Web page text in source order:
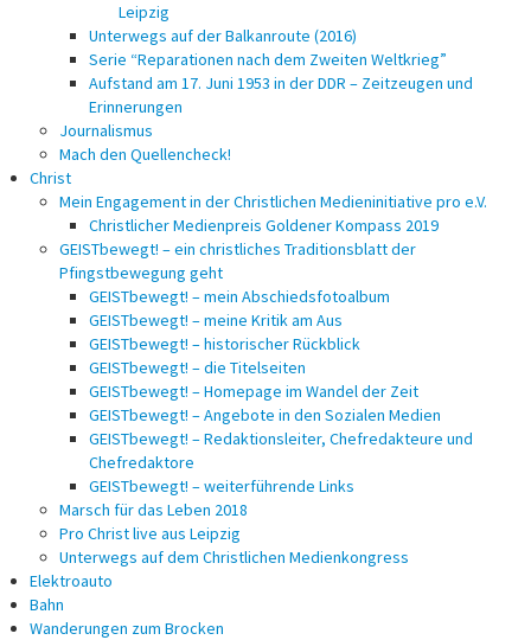
Leipzig
Unterwegs auf der Balkanroute (2016)
Serie “Reparationen nach dem Zweiten Weltkrieg”
Aufstand am 17. Juni 1953 in der DDR – Zeitzeugen und
Erinnerungen
Journalismus
Mach den Quellencheck!
Christ
Mein Engagement in der Christlichen Medieninitiative pro e.V.
Christlicher Medienpreis Goldener Kompass 2019
GEISTbewegt! – ein christliches Traditionsblatt der
Pfingstbewegung geht
GEISTbewegt! – mein Abschiedsfotoalbum
GEISTbewegt! – meine Kritik am Aus
GEISTbewegt! – historischer Rückblick
GEISTbewegt! – die Titelseiten
GEISTbewegt! – Homepage im Wandel der Zeit
GEISTbewegt! – Angebote in den Sozialen Medien
GEISTbewegt! – Redaktionsleiter, Chefredakteure und
Chefredaktore
GEISTbewegt! – weiterführende Links
Marsch für das Leben 2018
Pro Christ live aus Leipzig
Unterwegs auf dem Christlichen Medienkongress
Elektroauto
Bahn
Wanderungen zum Brocken